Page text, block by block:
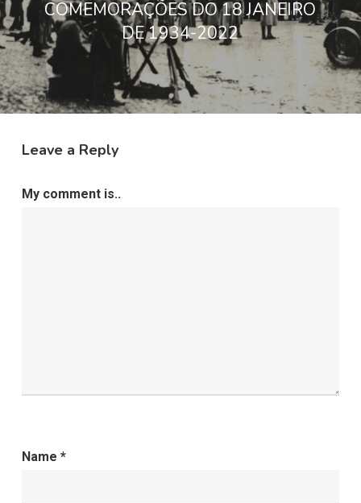
COMEMORAÇÕES DO 18 JANEIRO
DE 1934-2022
Leave a Reply
My comment is..
Name *